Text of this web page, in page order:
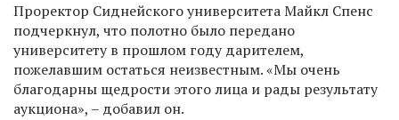
Проректор Сиднейского университета Майкл Спенс
подчеркнул, что полотно было передано
университету в прошлом году дарителем,
пожелавшим остаться неизвестным. «Мы очень
благодарны щедрости этого лица и рады результату
аукциона», – добавил он.